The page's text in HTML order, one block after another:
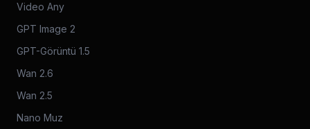
Video Any
GPT Image 2
GPT-Görüntü 1.5
Wan 2.6
Wan 2.5
Nano Muz